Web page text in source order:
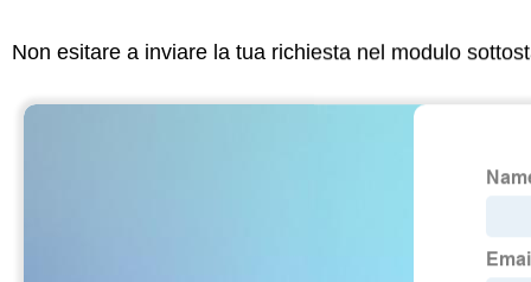
Non esitare a inviare la tua richiesta nel modulo